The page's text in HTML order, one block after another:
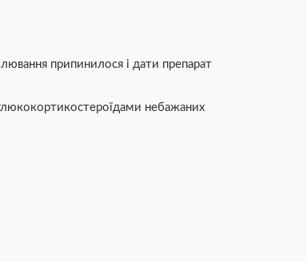
припинилося і дати препарат
небажаних